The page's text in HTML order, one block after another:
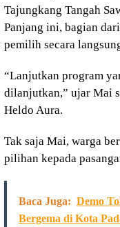
Tajungkang Tangah
Panjang ini, bagian
pemilih secara
“Lanjutkan program
dilanjutkan,” ujar Mai
Heldo Aura.
Tak saja Mai, warga
pilihan kepada
Baca Juga: Demo
Bergema di Kota